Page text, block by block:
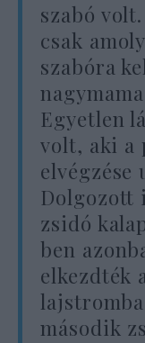
szabó
csak
szabóra
Egyetlen
volt, aki a
elvégzése
Dolgozott
zsidó
ben
elkezdték
második